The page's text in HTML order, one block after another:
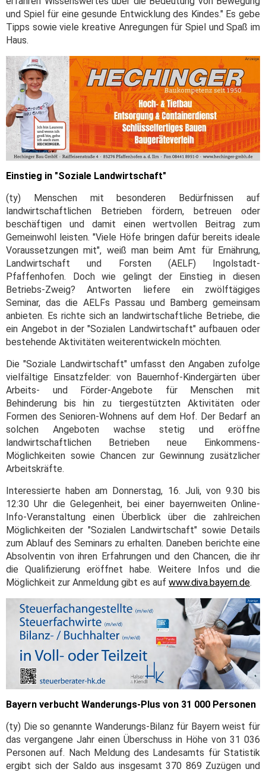
und Spiel für eine gesunde Entwicklung des Kindes." Es gebe
Tipps sowie viele kreative Anregungen für Spiel und Spaß im
Haus.
Einstieg in "Soziale Landwirtschaft"
(ty) Menschen mit besonderen Bedürfnissen auf
landwirtschaftlichen Betrieben fördern, betreuen oder
beschäftigen und damit einen wertvollen Beitrag zum
Gemeinwohl leisten. "Viele Höfe bringen dafür bereits ideale
Voraussetzungen mit", weiß man beim Amt für Ernährung,
Landwirtschaft und Forsten (AELF) Ingolstadt-
Pfaffenhofen. Doch wie gelingt der Einstieg in diesen
Betriebs-Zweig? Antworten liefere ein zwölftägiges
Seminar, das die AELFs Passau und Bamberg gemeinsam
anbieten. Es richte sich an landwirtschaftliche Betriebe, die
ein Angebot in der "Sozialen Landwirtschaft" aufbauen oder
bestehende Aktivitäten weiterentwickeln möchten.
Die "Soziale Landwirtschaft" umfasst den Angaben zufolge
vielfältige Einsatzfelder: von Bauernhof-Kindergärten über
Arbeits- und Förder-Angebote für Menschen mit
Behinderung bis hin zu tiergestützten Aktivitäten oder
Formen des Senioren-Wohnens auf dem Hof. Der Bedarf an
solchen Angeboten wachse stetig und eröffne
landwirtschaftlichen Betrieben neue Einkommens-
Möglichkeiten sowie Chancen zur Gewinnung zusätzlicher
Arbeitskräfte.
Interessierte haben am Donnerstag, 16. Juli, von 9.30 bis
12:30 Uhr die Gelegenheit, bei einer bayernweiten Online-
Info-Veranstaltung einen Überblick über die zahlreichen
Möglichkeiten der "Sozialen Landwirtschaft" sowie Details
zum Ablauf des Seminars zu erhalten. Daneben berichte eine
Absolventin von ihren Erfahrungen und den Chancen, die ihr
die Qualifizierung eröffnet habe. Weitere Infos und die
Möglichkeit zur Anmeldung gibt es auf www.diva.bayern.de.
Bayern verbucht Wanderungs-Plus von 31 000 Personen
(ty) Die so genannte Wanderungs-Bilanz für Bayern weist für
das vergangene Jahr einen Überschuss in Höhe von 31 036
Personen auf. Nach Meldung des Landesamts für Statistik
ergibt sich der Saldo aus insgesamt 370 869 Zuzügen und